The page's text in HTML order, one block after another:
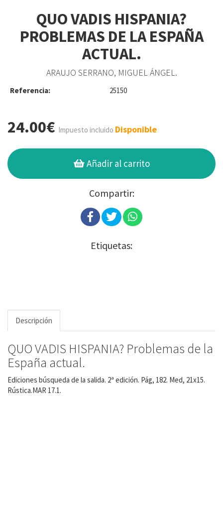
QUO VADIS HISPANIA?
PROBLEMAS DE LA ESPAÑA
ACTUAL.
ARAUJO SERRANO, MIGUEL ÁNGEL.
Referencia: 25150
24.00€ Impuesto incluido Disponible
Añadir al carrito
Compartir:
Etiquetas:
Descripción
QUO VADIS HISPANIA? Problemas de la
España actual.
Ediciones búsqueda de la salida. 2ª edición. Pág, 182. Med, 21x15.
Rústica.MAR 17.1.